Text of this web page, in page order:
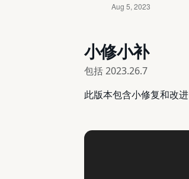
小修小补
包括2023.26.7
此版本包含小修复和改进